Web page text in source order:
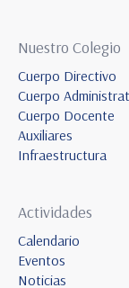
Nuestro Colegio
Cuerpo Directivo
Cuerpo
Cuerpo Docente
Auxiliares
Infraestructura
Actividades
Calendario
Eventos
Noticias